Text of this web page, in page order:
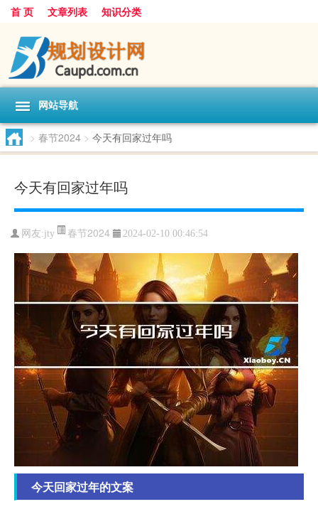
首 页 文章列表 知识分类
网站导航
> 春节2024 > 今天有回家过年吗
今天有回家过年吗
网友:jty 春节2024 2024-02-10 00:46:54
今天回家过年的文案